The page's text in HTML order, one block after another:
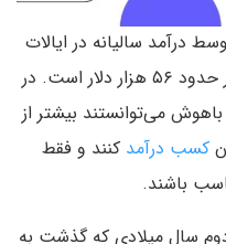
درآمد سالیانه در ایالات
متحده آمریکا از ماه مه سال ۲۰۲۰ در حدود ۵۶ هزار دلار است. در
می‌توانستند بیشتر از
کسب درآمد کنند و فقط
باشند.
سال میلادی که گذشت به